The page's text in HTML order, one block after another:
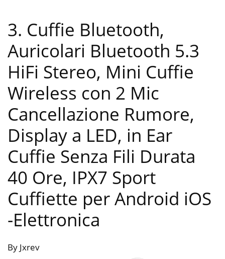
3. Cuffie Bluetooth,
Auricolari Bluetooth 5.3
HiFi Stereo, Mini Cuffie
Wireless con 2 Mic
Cancellazione Rumore,
Display a LED, in Ear
Cuffie Senza Fili Durata
40 Ore, IPX7 Sport
Cuffiette per Android iOS
-Elettronica
By Jxrev